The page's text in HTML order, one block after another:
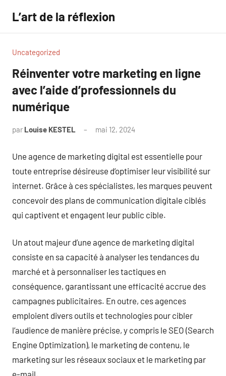
contenu
L’art de la réflexion
Uncategorized
Réinventer votre marketing en ligne
avec l’aide d’professionnels du
numérique
par Louise KESTEL mai 12, 2024
Une agence de marketing digital est essentielle pour
toute entreprise désireuse d’optimiser leur visibilité sur
internet. Grâce à ces spécialistes, les marques peuvent
concevoir des plans de communication digitale ciblés
qui captivent et engagent leur public cible.
Un atout majeur d’une agence de marketing digital
consiste en sa capacité à analyser les tendances du
marché et à personnaliser les tactiques en
conséquence, garantissant une efficacité accrue des
campagnes publicitaires. En outre, ces agences
emploient divers outils et technologies pour cibler
l’audience de manière précise, y compris le SEO (Search
Engine Optimization), le marketing de contenu, le
marketing sur les réseaux sociaux et le marketing par
e-mail.